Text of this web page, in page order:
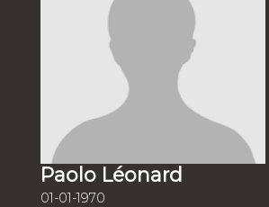
Paolo Léonard
01-01-1970